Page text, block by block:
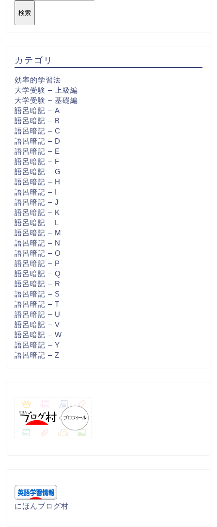
検索
カテゴリ
効率的学習法
大学受験 – 上級編
大学受験 – 基礎編
語呂暗記 – A
語呂暗記 – B
語呂暗記 – C
語呂暗記 – D
語呂暗記 – E
語呂暗記 – F
語呂暗記 – G
語呂暗記 – H
語呂暗記 – I
語呂暗記 – J
語呂暗記 – K
語呂暗記 – L
語呂暗記 – M
語呂暗記 – N
語呂暗記 – O
語呂暗記 – P
語呂暗記 – Q
語呂暗記 – R
語呂暗記 – S
語呂暗記 – T
語呂暗記 – U
語呂暗記 – V
語呂暗記 – W
語呂暗記 – Y
語呂暗記 – Z
にほんブログ村